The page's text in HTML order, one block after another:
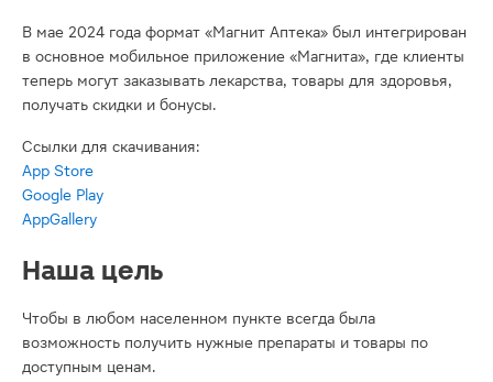
В мае 2024 года формат «Магнит Аптека» был интегрирован
в основное мобильное приложение «Магнита», где клиенты
теперь могут заказывать лекарства, товары для здоровья,
получать скидки и бонусы.
Ссылки для скачивания:
App Store
Google Play
AppGallery
Наша цель
Чтобы в любом населенном пункте всегда была
возможность получить нужные препараты и товары по
доступным ценам.